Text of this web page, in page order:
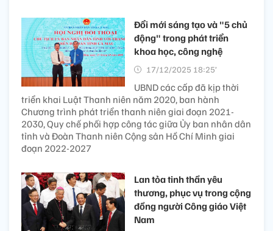
Đổi mới sáng tạo và "5 chủ
động" trong phát triển
khoa học, công nghệ
17/12/2025 18:25’
UBND các cấp đã kịp thời
triển khai Luật Thanh niên năm 2020, ban hành
Chương trình phát triển thanh niên giai đoạn 2021-
2030, Quy chế phối hợp công tác giữa Ủy ban nhân dân
tỉnh và Đoàn Thanh niên Cộng sản Hồ Chí Minh giai
đoạn 2022-2027
Lan tỏa tinh thần yêu
thương, phục vụ trong cộng
đồng người Công giáo Việt
Nam